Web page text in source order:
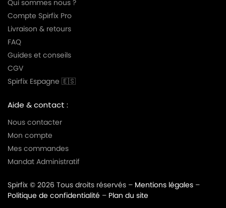
Qui sommes nous ?
Compte Spirfix Pro
Livraison & retours
FAQ
Guides et conseils
CGV
Spirfix Espagne 🇪🇸
Aide & contact :
Nous contacter
Mon compte
Mes commandes
Mandat Administratif
Spirfix © 2026 Tous droits réservés – Mentions légales –
Politique de confidentialité – Plan du site